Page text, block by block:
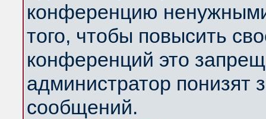
конференцию
того, чтобы повысить
конференций это
администратор понизят
сообщений.